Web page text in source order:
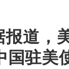
报道，
国驻美